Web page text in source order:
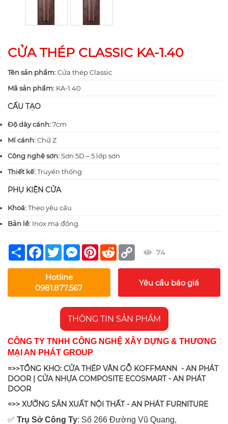
CỬA THÉP CLASSIC KA-1.40
Tên sản phẩm:Cửa thép Classic
Mã sản phẩm: KA-1.40
CẤU TẠO
Độ dày cánh:7cm
Mí cánh:Chữ Z
Công nghệ sơn:Sơn 5D – 5 lớp sơn
Thiết kế:Truyền thống
PHỤ KIỆN CỬA
Khoá:Theo yêu cầu
Bản lề: Inox mạ đồng
Share Facebook
TwitterMessengerPinterest
Reddit Copy
Link
74
Hotline
0981.877.567
Yêu cầu báo giá
THÔNG TIN SẢN PHẨM
CÔNG TY TNHH CÔNG NGHỆ XÂY DỰNG & THƯƠNG
MẠI AN PHÁT GROUP
=>>TỔNG KHO: CỬA THÉP VÂN GỖ KOFFMANN - AN PHÁT
DOOR | CỬA NHỰA COMPOSITE ECOSMART - AN PHÁT
DOOR
=>> XƯỞNG SẢN XUẤT NỘI THẤT - AN PHÁT FURNITURE
✅ Trụ Sở Công Ty: Số 266 Đường Vũ Quang,